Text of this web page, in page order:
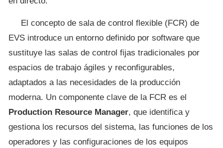
El concepto de sala de control flexible (FCR) de
EVS introduce un entorno definido por software que
sustituye las salas de control fijas tradicionales por
espacios de trabajo ágiles y reconfigurables,
adaptados a las necesidades de la producción
moderna. Un componente clave de la FCR es el
Production Resource Manager, que identifica y
gestiona los recursos del sistema, las funciones de los
operadores y las configuraciones de los equipos